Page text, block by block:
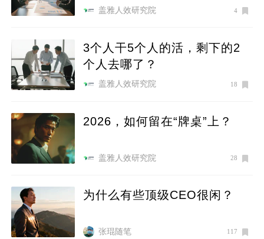
盖雅人效研究院 4
3个人干5个人的活，剩下的2
个人去哪了？
盖雅人效研究院 18
2026，如何留在“牌桌”上？
盖雅人效研究院 28
为什么有些顶级CEO很闲？
张琨随笔 117